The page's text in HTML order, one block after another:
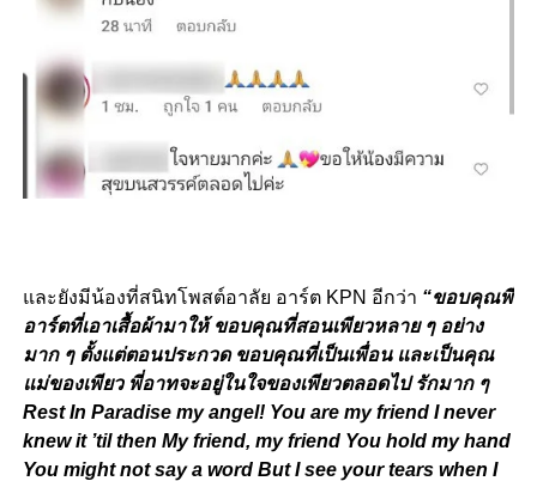
และยังมีน้องที่สนิทโพสต์อาลัย อาร์ต KPN อีกว่า “ขอบคุณพี่
อาร์ตที่เอาเสื้อผ้ามาให้ ขอบคุณที่สอนเพียวหลาย ๆ อย่าง
มาก ๆ ตั้งแต่ตอนประกวด ขอบคุณที่เป็นเพื่อน และเป็นคุณ
แม่ของเพียว พี่อาทจะอยู่ในใจของเพียวตลอดไป รักมาก ๆ
Rest In Paradise my angel! You are my friend I never
knew it ’til then My friend, my friend You hold my hand
You might not say a word But I see your tears when I